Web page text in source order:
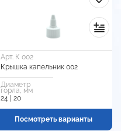
Арт. К 002
Крышка капельник 002
Диаметр
горла, мм
24 | 20
Посмотреть варианты